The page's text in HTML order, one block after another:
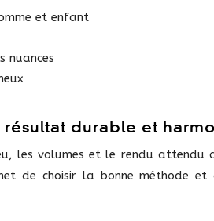
et enfant
nuances
durable et
les volumes et le rendu attendu
de choisir la bonne méthode